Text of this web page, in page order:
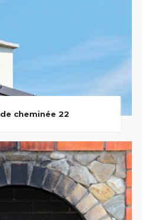
cheminée 22